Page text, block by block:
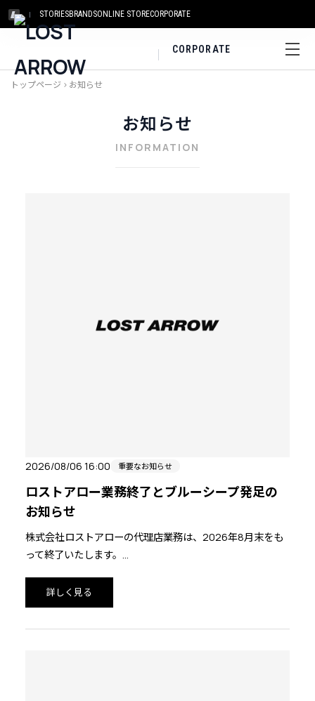
STORIESBRANDSONLINE STORECORPORATE
CORPORATE
トップページ > お知らせ
お知らせ
INFORMATION
2026/08/06 16:00 重要なお知らせ
ロストアロー業務終了とブルーシープ発足の
お知らせ
株式会社ロストアローの代理店業務は、2026年8月末をも
って終了いたします。
のご支援、ご鞭撻、誠にありがとうございました。
詳しく見る